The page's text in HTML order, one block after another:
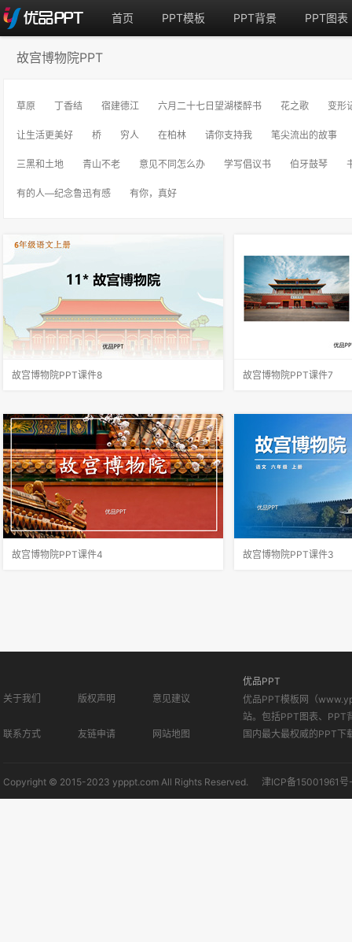
首页 PPT模板 PPT背景 PPT图表
故宫博物院PPT
草原 丁香结 宿建德江 六月二十七日望湖楼醉书 花之歌 变形
让生活更美好 桥 穷人 在柏林 请你支持我 笔尖流出的故事
三黑和土地 青山不老 意见不同怎么办 学写倡议书 伯牙鼓琴
有的人—纪念鲁迅有感 有你，真好
故宫博物院PPT课件8
7自然段的内容能否删除？为什么？答：不能。
虽然第6自然段与第8自然段都在介绍太和殿，但
视角不同，第6自然段侧重写建筑精美，而第8自
然段侧重表现建筑的作用。第
故宫博物院PPT课件7
文写作上的一般规律吗？
点明了故宫的特征是宏
布局采用了总分总的结构
故宫博物院PPT课件4
故宫博物院PPT课件3
关于我们 版权声明 意见建议
联系方式 友链申请 网站地图
优品PPT
优品PPT模板网（
站。包括PPT图表、PPT
国内最大最权威的PPT下
Copyright © 2015-2023 ypppt.com All Rights Reserved. 津ICP备15001961号